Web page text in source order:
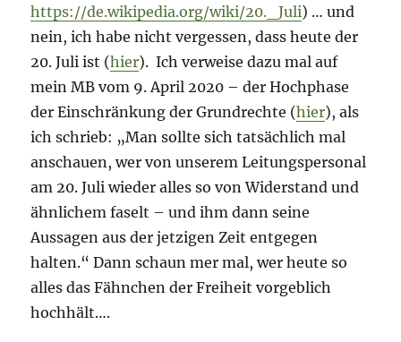
https://de.wikipedia.org/wiki/20._Juli) … und
nein, ich habe nicht vergessen, dass heute der
20. Juli ist (hier). Ich verweise dazu mal auf
mein MB vom 9. April 2020 – der Hochphase
der Einschränkung der Grundrechte (hier), als
ich schrieb: „Man sollte sich tatsächlich mal
anschauen, wer von unserem Leitungspersonal
am 20. Juli wieder alles so von Widerstand und
ähnlichem faselt – und ihm dann seine
Aussagen aus der jetzigen Zeit entgegen
halten.“ Dann schaun mer mal, wer heute so
alles das Fähnchen der Freiheit vorgeblich
hochhält….